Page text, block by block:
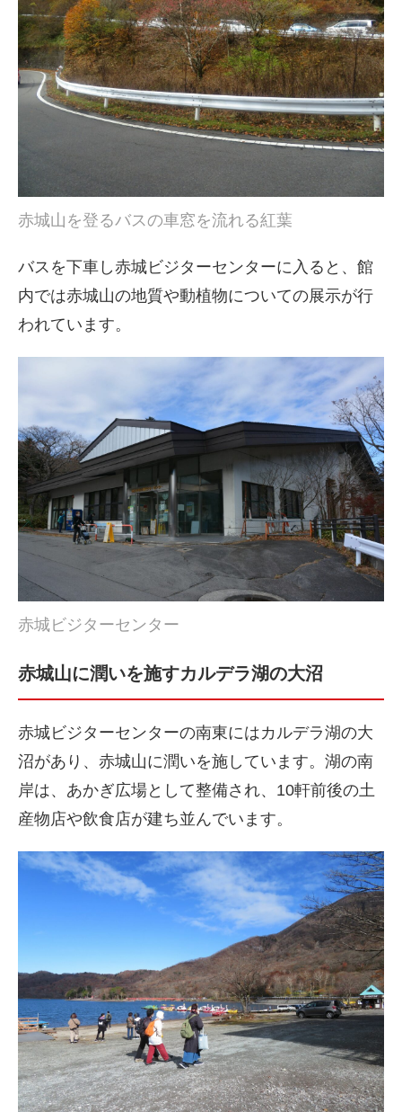
赤城山を登るバスの車窓を流れる紅葉
バスを下車し赤城ビジターセンターに入ると、館
内では赤城山の地質や動植物についての展示が行
われています。
赤城ビジターセンター
赤城山に潤いを施すカルデラ湖の大沼
赤城ビジターセンターの南東にはカルデラ湖の大
沼があり、赤城山に潤いを施しています。湖の南
岸は、あかぎ広場として整備され、10軒前後の土
産物店や飲食店が建ち並んでいます。